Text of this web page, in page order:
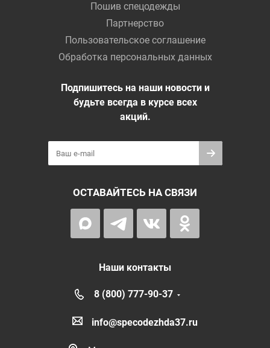
Пошив спецодежды
Партнерство
Пользовательское соглашение
Обработка персональных данных
Подпишитесь на наши новости и
будьте всегда в курсе всех
акций.
ОСТАВАЙТЕСЬ НА СВЯЗИ
Наши контакты
8 (800) 777-90-37
info@specodezhda37.ru